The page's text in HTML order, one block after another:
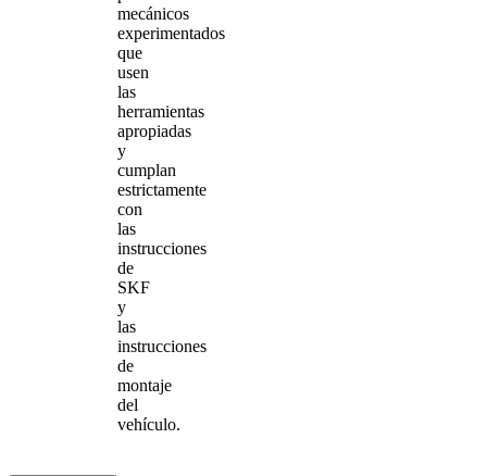
mecánicos
experimentados
que
usen
las
herramientas
apropiadas
y
cumplan
estrictamente
con
las
instrucciones
de
SKF
y
las
instrucciones
de
montaje
del
vehículo.